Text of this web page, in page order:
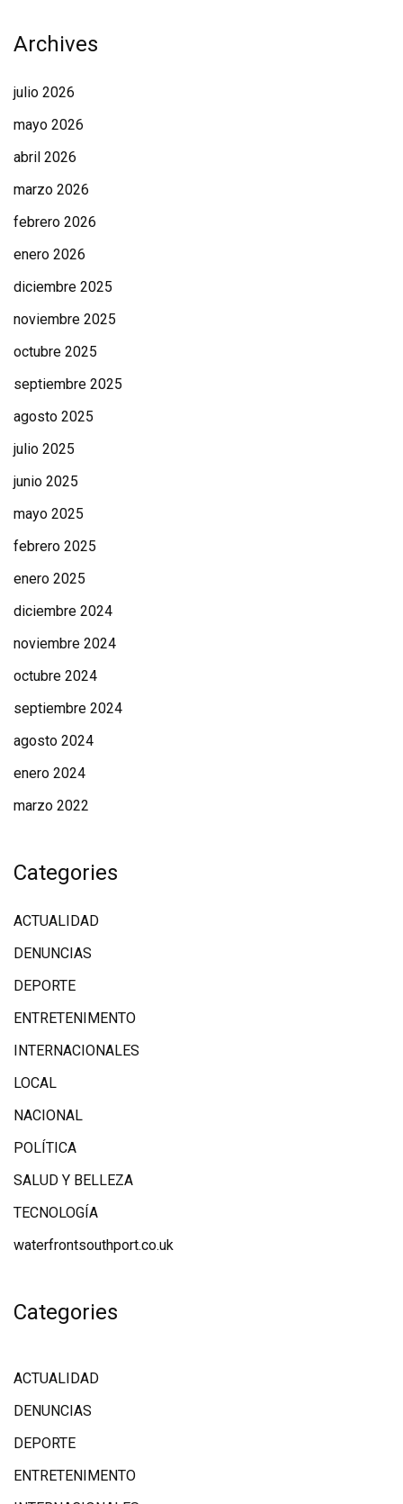
Archives
julio 2026
mayo 2026
abril 2026
marzo 2026
febrero 2026
enero 2026
diciembre 2025
noviembre 2025
octubre 2025
septiembre 2025
agosto 2025
julio 2025
junio 2025
mayo 2025
febrero 2025
enero 2025
diciembre 2024
noviembre 2024
octubre 2024
septiembre 2024
agosto 2024
enero 2024
marzo 2022
Categories
ACTUALIDAD
DENUNCIAS
DEPORTE
ENTRETENIMENTO
INTERNACIONALES
LOCAL
NACIONAL
POLÍTICA
SALUD Y BELLEZA
TECNOLOGÍA
waterfrontsouthport.co.uk
Categories
ACTUALIDAD
DENUNCIAS
DEPORTE
ENTRETENIMENTO